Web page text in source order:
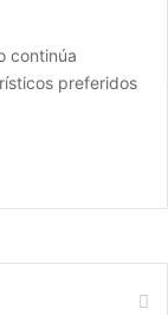
continúa
preferidos